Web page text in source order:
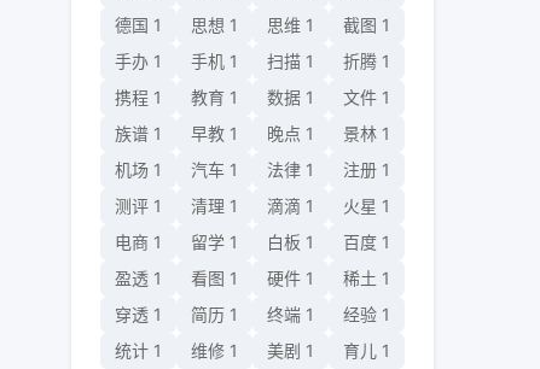
德国 1 思想 1 思维 1 截图 1
手办 1 手机 1 扫描 1 折腾 1
携程 1 教育 1 数据 1 文件 1
族谱 1 早教 1 晚点 1 景林 1
机场 1 汽车 1 法律 1 注册 1
测评 1 清理 1 滴滴 1 火星 1
电商 1 留学 1 白板 1 百度 1
盈透 1 看图 1 硬件 1 稀土 1
穿透 1 简历 1 终端 1 经验 1
统计 1 维修 1 美剧 1 育儿 1